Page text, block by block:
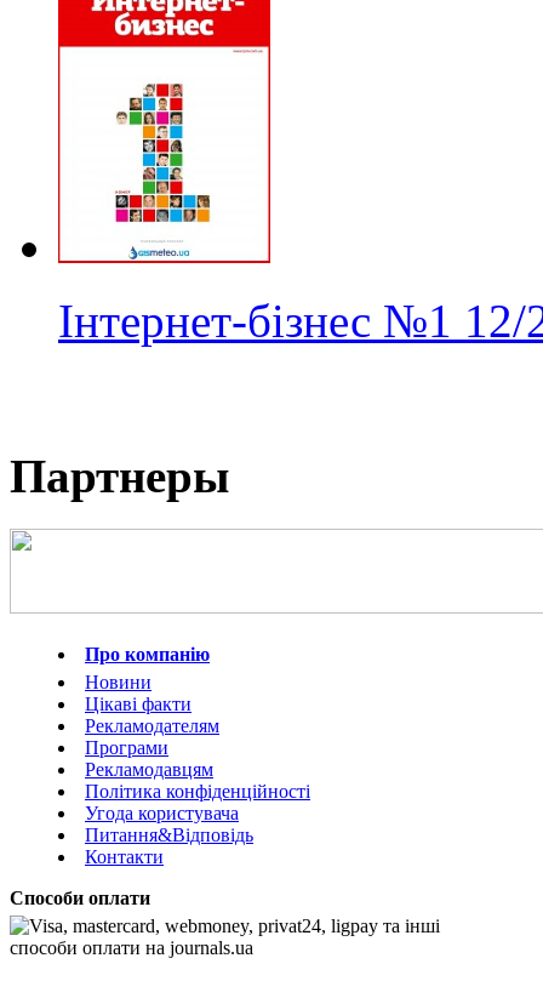
Інтернет-бізнес №1 12/
Партнеры
Про компанію
Новини
Цікаві факти
Рекламодателям
Програми
Рекламодавцям
Політика конфіденційності
Угода користувача
Питання&Відповідь
Контакти
Способи оплати